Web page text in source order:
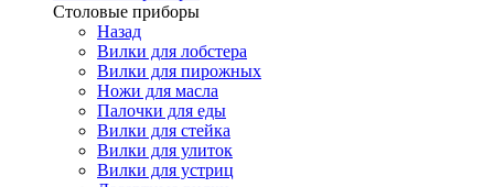
Cтоловые приборы
Назад
Вилки для лобстера
Вилки для пирожных
Ножи для масла
Палочки для еды
Вилки для стейка
Вилки для улиток
Вилки для устриц